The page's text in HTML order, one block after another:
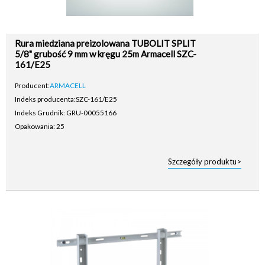
Rura miedziana preizolowana TUBOLIT SPLIT
5/8" grubość 9 mm w kręgu 25m Armacell SZC-
161/E25
Producent:ARMACELL
Indeks producenta:SZC-161/E25
Indeks Grudnik: GRU-00055166
Opakowania: 25
Szczegóły produktu>